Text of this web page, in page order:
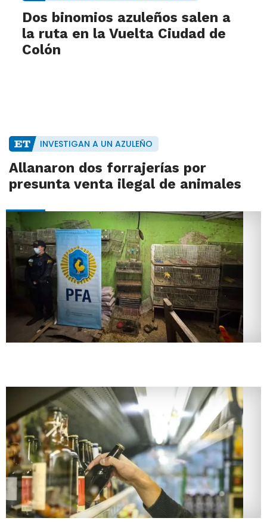
Dos binomios azuleños salen a
la ruta en la Vuelta Ciudad de
Colón
INVESTIGAN A UN AZULEÑO
Allanaron dos forrajerías por
presunta venta ilegal de animales